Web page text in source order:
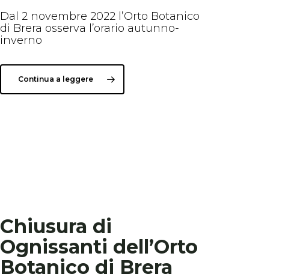
Dal 2 novembre 2022 l’Orto Botanico
di Brera osserva l’orario autunno-
inverno
Continua a leggere
Chiusura di
Ognissanti dell’Orto
Botanico di Brera